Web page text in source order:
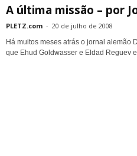
A última missão – por
PLETZ.com - 20 de julho de 2008
Há muitos meses atrás o jornal alemão
que Ehud Goldwasser e Eldad Reguev